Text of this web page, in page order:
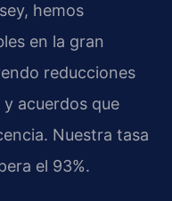
hemos
en la gran
reducciones
acuerdos que
Nuestra tasa
el 93%.